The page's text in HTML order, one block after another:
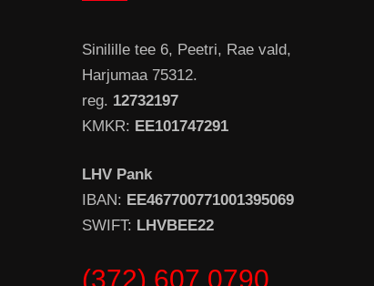
Sinilille tee 6, Peetri, Rae vald,
Harjumaa 75312.
reg. 12732197
KMKR: EE101747291
LHV Pank
IBAN: EE467700771001395069
SWIFT: LHVBEE22
(372) 607 0790